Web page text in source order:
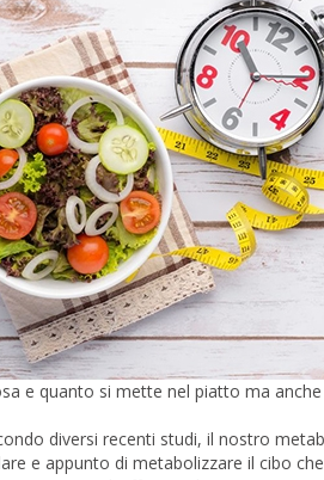
e quanto si mette nel piatto ma
diversi recenti studi, il nostro
e appunto di metabolizzare il cibo